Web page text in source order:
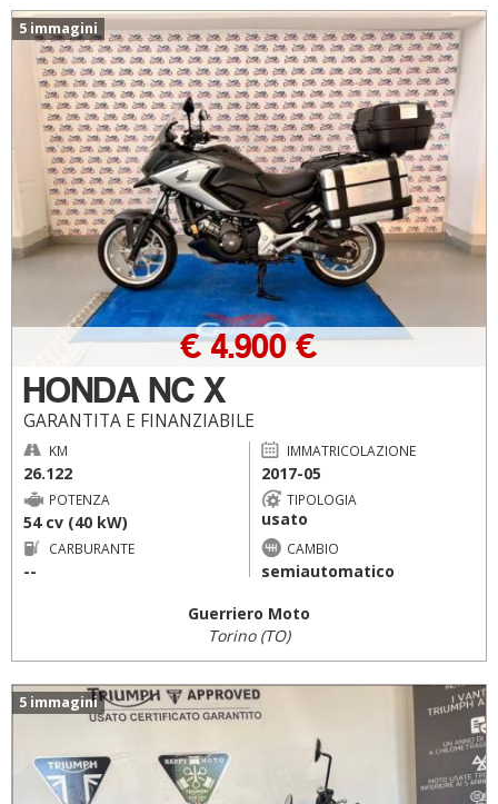
5 immagini
HONDA NC X
GARANTITA E FINANZIABILE
€ 4.900 €
KM
26.122
IMMATRICOLAZIONE
2017-05
POTENZA
54 cv (40 kW)
TIPOLOGIA
usato
CARBURANTE
--
CAMBIO
semiautomatico
Guerriero Moto
Torino (TO)
5 immagini